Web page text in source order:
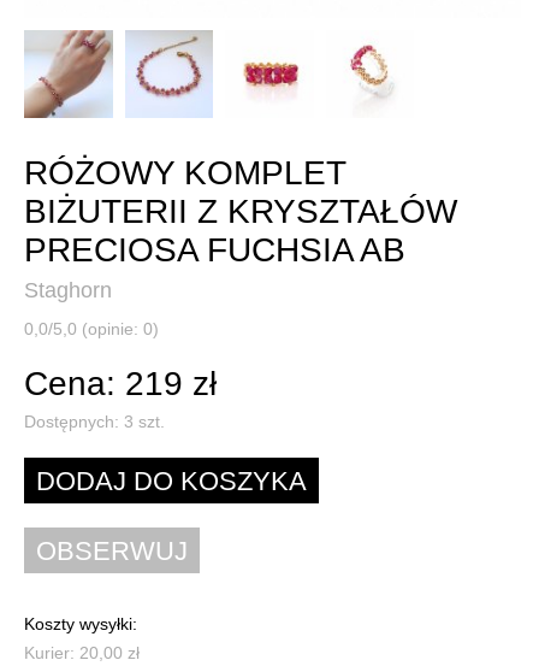
RÓŻOWY KOMPLET
BIŻUTERII Z KRYSZTAŁÓW
PRECIOSA FUCHSIA AB
Staghorn
0,0/5,0 (opinie: 0)
Cena: 219 zł
Dostępnych: 3 szt.
Koszty wysyłki:
Kurier: 20,00 zł